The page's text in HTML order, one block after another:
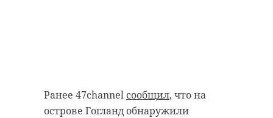
Ранее 47channel сообщил, что на
острове Гогланд обнаружили
РЕКОМЕНДУЕМ